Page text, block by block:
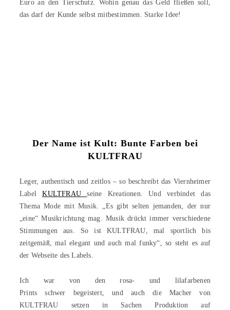
Euro an den Tierschutz. Wohin genau das Geld fließen soll,
das darf der Kunde selbst mitbestimmen. Starke Idee!
Der Name ist Kult: Bunte Farben bei
KULTFRAU
Leger, authentisch und zeitlos – so beschreibt das Viernheimer
LabelKULTFRAUseine Kreationen. Und verbindet das
Thema Mode mit Musik. „Es gibt selten jemanden, der nur
„eine“ Musikrichtung mag. Musik drückt immer verschiedene
Stimmungen aus. So ist KULTFRAU, mal sportlich bis
zeitgemäß, mal elegant und auch mal funky“, so steht es auf
der Webseite des Labels.
Ich war von den rosa- und lilafarbenen
Prints schwer begeistert, und auch die Macher von
KULTFRAU setzen in Sachen Produktion auf